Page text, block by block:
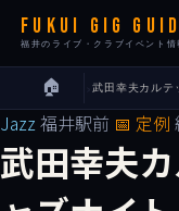
FUKUI GIG
福井のライブ・クラブイベント情
ライブ
カレンダー
🏠 ›武田幸夫カル
Jazz 福井駅前 📅 定例
武田幸夫